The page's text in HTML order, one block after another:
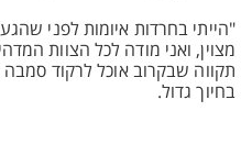
"הייתי בחרדות איומות לפני
מצוין, ואני מודה לכל הצוות
תקווה שבקרוב אוכל לרקוד
בחיוך גדול.